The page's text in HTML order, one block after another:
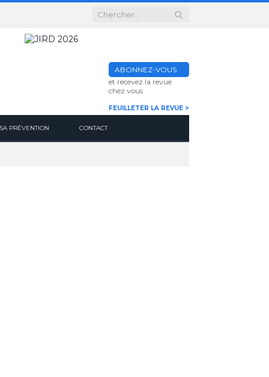
ABONNEZ-VOUS
et recevez la revue
chez vous
FEUILLETER LA REVUE >
PRÉVENTION CONTACT